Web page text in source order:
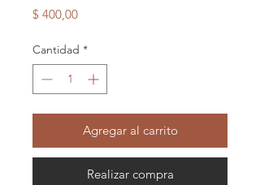
$ 400,00Precio
Cantidad *
Agregar al carrito
Realizar compra